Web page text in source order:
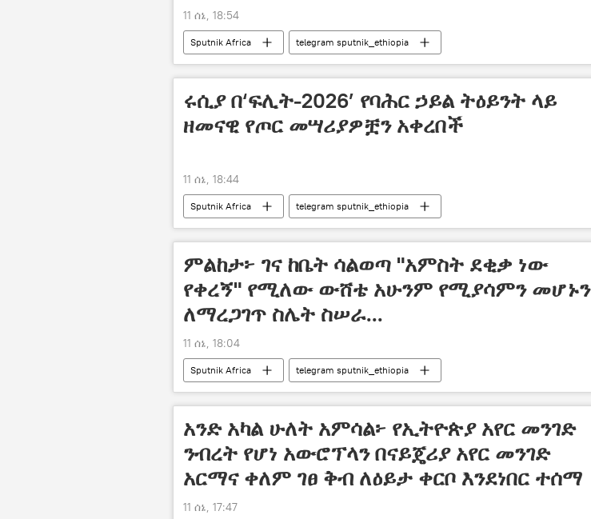
11 ሰኔ, 18:54
Sputnik Africa telegram sputnik_ethiopia
ሩሲያ በ‘ፍሊት-2026’ የባሕር ኃይል ትዕይንት ላይ
ዘመናዊ የጦር መሣሪያዎቿን አቀረበች
11 ሰኔ, 18:44
Sputnik Africa telegram sputnik_ethiopia
ምልከታ፦ ገና ከቤት ሳልወጣ "አምስት ደቂቃ ነው
የቀረኝ" የሚለው ውሸቴ አሁንም የሚያሳምን መሆኑን
ለማረጋገጥ ስሌት ስሠራ...
11 ሰኔ, 18:04
Sputnik Africa telegram sputnik_ethiopia
አንድ አካል ሁለት አምሳል፦ የኢትዮጵያ አየር መንገድ
ንብረት የሆነ አውሮፕላን በናይጄሪያ አየር መንገድ
አርማና ቀለም ገፀ ቅብ ለዕይታ ቀርቦ እንደነበር ተሰማ
11 ሰኔ, 17:47